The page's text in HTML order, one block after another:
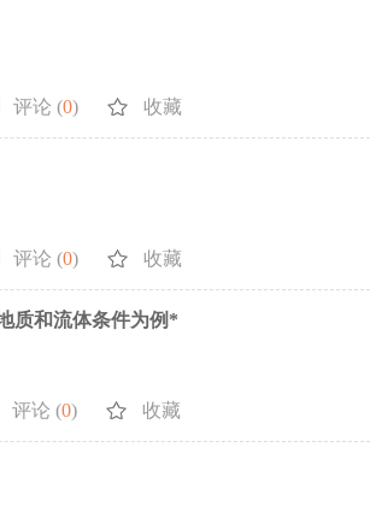
评论 (0) 收藏
评论 (0) 收藏
质和流体条件为例*
评论 (0) 收藏